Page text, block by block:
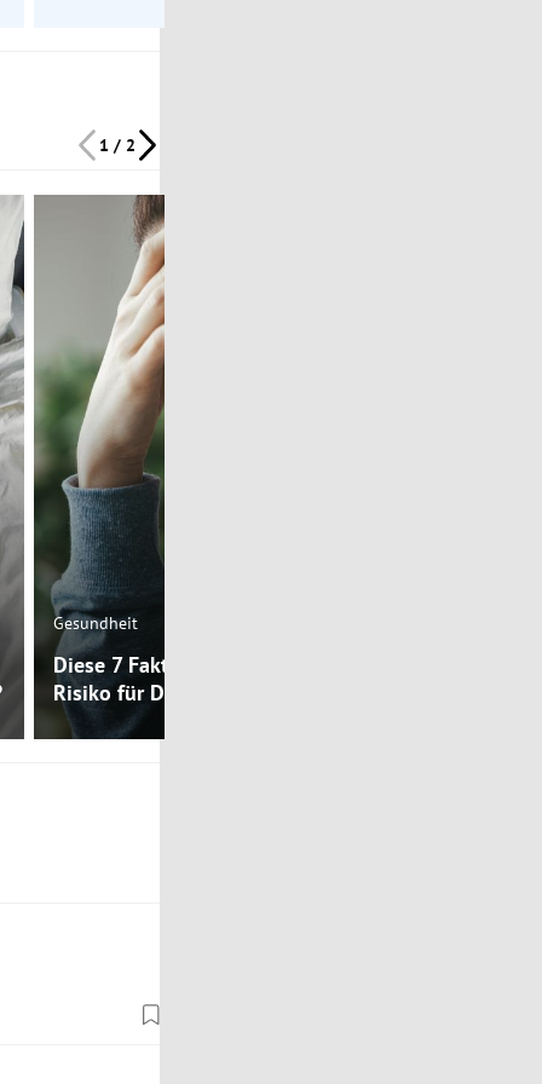
1 / 2
Gesundheit
Diese 7 Faktoren reduzieren das
Risiko für Depression